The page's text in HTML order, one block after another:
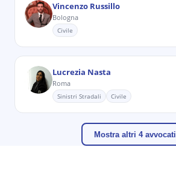
Vincenzo Russillo
Bologna
Civile
Lucrezia Nasta
Roma
Sinistri Stradali Civile
Mostra altri 4 avvocati